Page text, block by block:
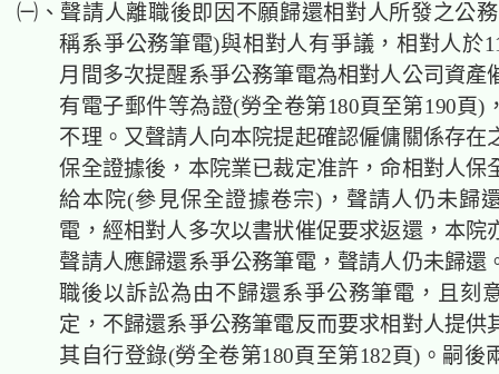
㈠、聲請人離職後即因不願歸還相對人所發之公
稱系爭公務筆電)與相對人有爭議，相對人於
月間多次提醒系爭公務筆電為相對人公司資產
有電子郵件等為證(勞全卷第180頁至第190頁)
不理。又聲請人向本院提起確認僱傭關係存在
保全證據後，本院業已裁定准許，命相對人保
給本院(參見保全證據卷宗)，聲請人仍未歸
電，經相對人多次以書狀催促要求返還，本院
聲請人應歸還系爭公務筆電，聲請人仍未歸還
職後以訴訟為由不歸還系爭公務筆電，且刻
定，不歸還系爭公務筆電反而要求相對人提供
其自行登錄(勞全卷第180頁至第182頁)。嗣後